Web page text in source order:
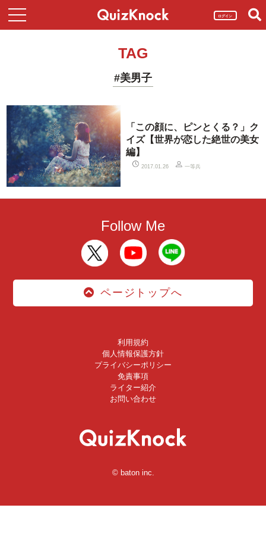
ログイン
TAG
#美男子
「この顔に、ピンとくる？」ク
イズ【世界が恋した絶世の美女
編】
2017.01.26 一等兵
Follow Me
ページトップへ
利用規約
個人情報保護方針
プライバシーポリシー
免責事項
ライター紹介
お問い合わせ
© baton inc.